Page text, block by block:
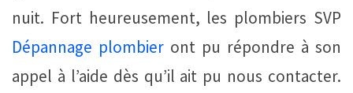
nuit. Fort heureusement, les plombiers SVP
Dépannage plombier ont pu répondre à son
appel à l’aide dès qu’il ait pu nous contacter.